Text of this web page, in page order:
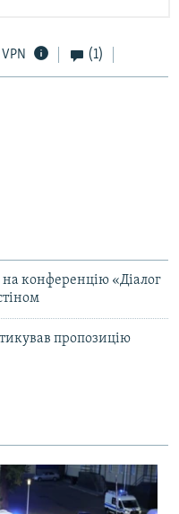
(1)
конференцію «Діалог
пропозицію